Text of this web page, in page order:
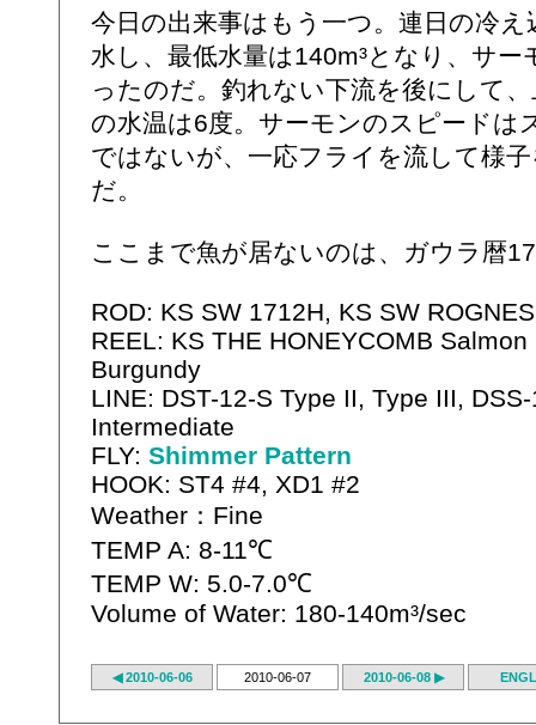
今日の出来事はもう一つ。連日の冷
水し、最低水量は140m³となり、サ
ったのだ。釣れない下流を後にして
の水温は6度。サーモンのスピードは
ではないが、一応フライを流して様
だ。
ここまで魚が居ないのは、ガウラ暦
ROD: KS SW 1712H, KS SW
REEL: KS THE HONEYCOMB
Burgundy
LINE: DST-12-S Type II, Type III,
Intermediate
FLY:Shimmer Pattern
HOOK: ST4 #4, XD1 #2
Weather：Fine
TEMP A: 8-11℃
TEMP W: 5.0-7.0℃
Volume of Water: 180-140m³/sec
◀ 2010-06-06 2010-06-07 2010-06-08 ▶